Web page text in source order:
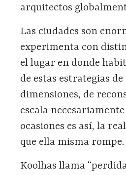
arquitectos
Las ciudades son
experimenta con
el lugar en donde
de estas estrategias
dimensiones, de
escala
ocasiones es así, la
que ella misma rompe.
Koolhas llama